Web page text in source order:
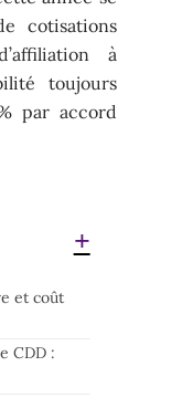
cotisations
à
toujours
par accord
et coût
CDD :